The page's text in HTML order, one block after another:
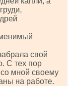
свой
С тех пор
мной своему
на работе.